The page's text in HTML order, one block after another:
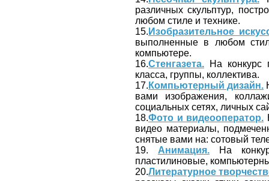
различных скульптур,
любом стиле и технике.
15. Изобразительное
выполненные в любом
компьютере.
16.Стенгазета. На конкурс
класса, группы, коллектива.
17. Компьютерный дизайн.
вами изображения,
социальных сетях, личных
18.Фото и видеооператор.
видео материалы,
снятые вами на: сотовый
19. Анимация.На
пластилиновые,
20.Литературное